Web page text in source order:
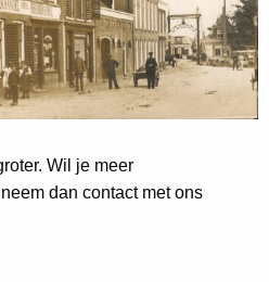
Wil je meer
dan contact met ons